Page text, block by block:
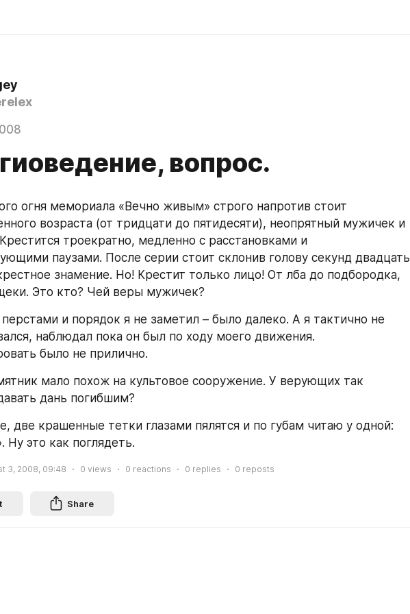
вопрос.
огня мемориала «Вечно живым» строго напротив стоит
возраста (от тридцати до пятидесяти), неопрятный мужичек и
троекратно, медленно с расстановками и
паузами. После серии стоит склонив голову секунд двадцать
знамение. Но! Крестит только лицо! От лба до подбородка,
Это кто? Чей веры мужичек?
и порядок я не заметил – было далеко. А я тактично не
наблюдал пока он был по ходу моего движения.
было не прилично.
мало похож на культовое сооружение. У верующих так
дань погибшим?
две крашенные тетки глазами пялятся и по губам читаю у одной:
Ну это как поглядеть.
3, 2008, 09:48 0 views 0 reactions 0 replies 0 reposts
Share